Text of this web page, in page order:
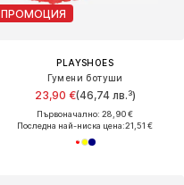
ПРОМОЦИЯ
PLAYSHOES
Гумени ботуши
23,90 €(46,74 лв.³)
Първоначално: 28,90 €
Последна най-ниска цена:21,51 €